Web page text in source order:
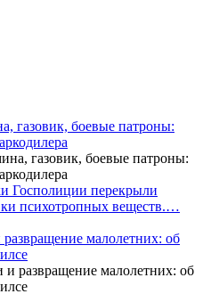
газовик, боевые патроны:
Госполиции перекрыли
психотропных веществ.…
малолетних: об